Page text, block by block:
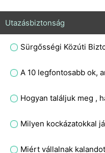
Utazásbiztonság
Sürgősségi Közúti
Hogyan találjuk meg ,
Milyen kockázatokkal